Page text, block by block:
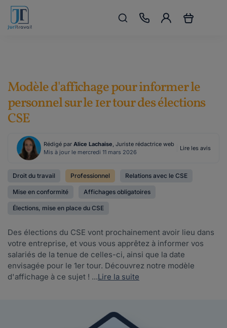
Modèle d'affichage pour informer le
personnel sur le 1er tour des élections
CSE
Rédigé par Alice Lachaise, Juriste rédactrice web
Mis à jour le mercredi 11 mars 2026
Lire les avis
Droit du travail Professionnel Relations avec le CSE
Mise en conformité Affichages obligatoires
Élections, mise en place du CSE
Des élections du CSE vont prochainement avoir lieu dans
votre entreprise, et vous vous apprêtez à informer vos
salariés de la tenue de celles-ci, ainsi que la date
envisagée pour le 1er tour. Découvrez notre modèle
d'affichage à ce sujet ! ...Lire la suite